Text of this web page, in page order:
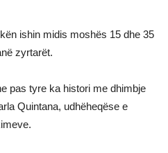
ishin midis moshës 15 dhe 35
zyrtarët.
pas tyre ka histori me dhimbje
Quintana, udhëheqëse e